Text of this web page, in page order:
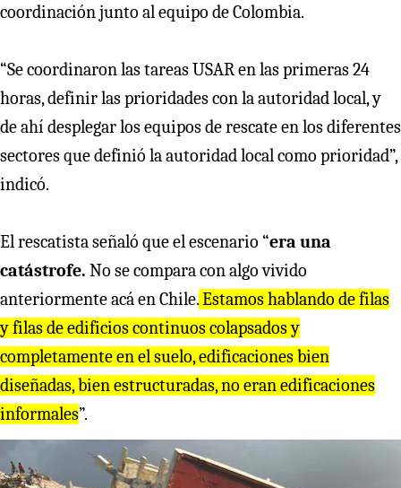
coordinación junto al equipo de Colombia.
“Se coordinaron las tareas USAR en las primeras 24
horas, definir las prioridades con la autoridad local, y
de ahí desplegar los equipos de rescate en los diferentes
sectores que definió la autoridad local como prioridad”,
indicó.
El rescatista señaló que el escenario “era una
catástrofe. No se compara con algo vivido
anteriormente acá en Chile.Estamos hablando de filas
y filas de edificios continuos colapsados y
completamente en el suelo, edificaciones bien
diseñadas, bien estructuradas, no eran edificaciones
informales”.